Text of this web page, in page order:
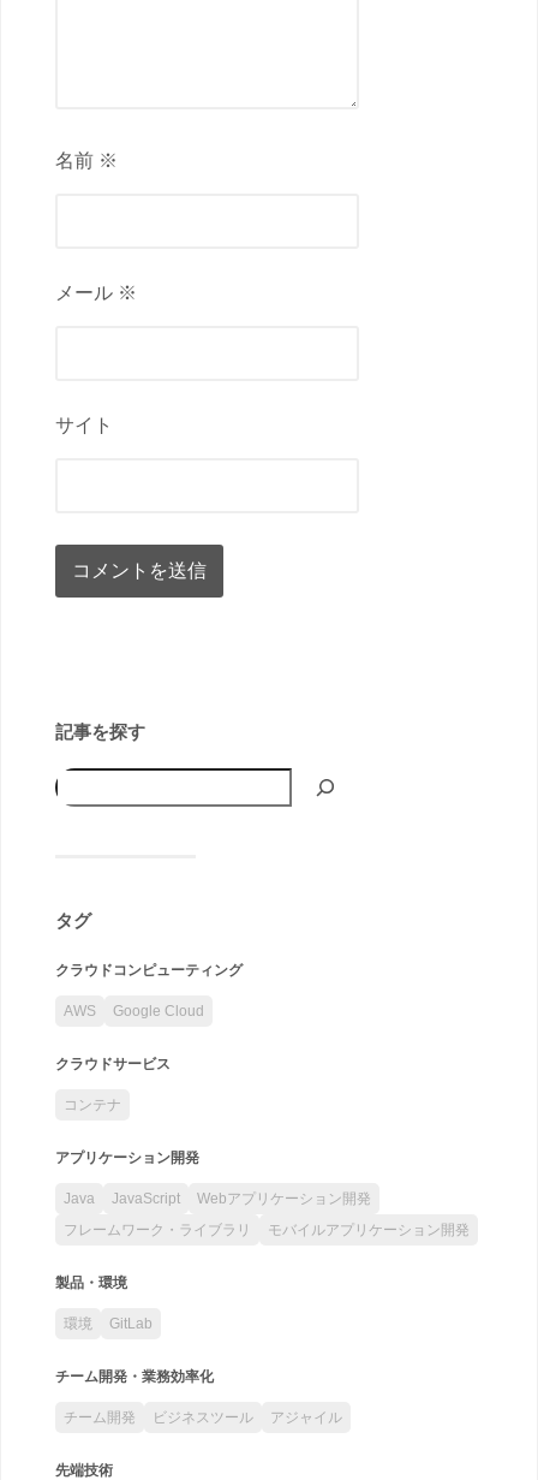
名前 ※
メール ※
サイト
記事を探す
タグ
クラウドコンピューティング
AWS Google Cloud
クラウドサービス
コンテナ
アプリケーション開発
Java JavaScript
Webアプリケーション開発
フレームワーク・ライブラリ
モバイルアプリケーション開発
製品・環境
環境 GitLab
チーム開発・業務効率化
チーム開発 ビジネスツール アジャイル
先端技術